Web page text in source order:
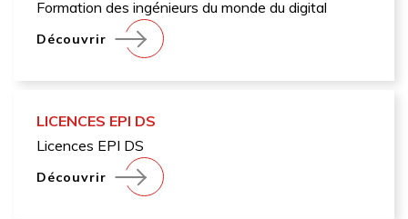
Formation des ingénieurs du monde du digital
Découvrir
LICENCES EPI DS
Licences EPI DS
Découvrir